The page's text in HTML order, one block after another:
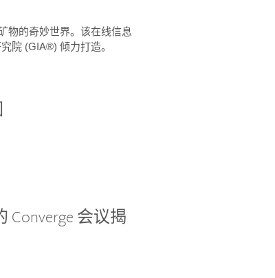
物的奇妙世界。该在线信息
院 (GIA®) 倾力打造。
Converge 会议揭